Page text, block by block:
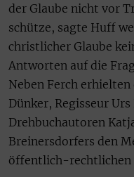
der Glaube nicht vor
schütze, sagte Huff
christlicher Glaube
Antworten auf die
Neben Ferch
Dünker, Regisseur
Drehbuchautoren
Breinersdorfers den
öffentlich-rechtlichen